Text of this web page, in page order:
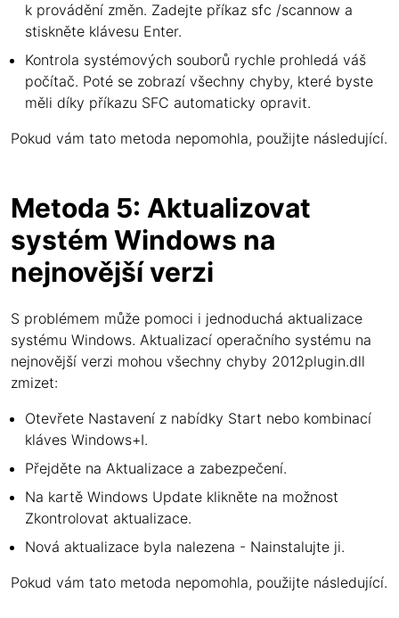
k provádění změn. Zadejte příkaz sfc /scannow a
stiskněte klávesu Enter.
Kontrola systémových souborů rychle prohledá váš
počítač. Poté se zobrazí všechny chyby, které byste
měli díky příkazu SFC automaticky opravit.
Pokud vám tato metoda nepomohla, použijte následující.
Metoda 5: Aktualizovat
systém Windows na
nejnovější verzi
S problémem může pomoci i jednoduchá aktualizace
systému Windows. Aktualizací operačního systému na
nejnovější verzi mohou všechny chyby 2012plugin.dll
zmizet:
Otevřete Nastavení z nabídky Start nebo kombinací
kláves Windows+I.
Přejděte na Aktualizace a zabezpečení.
Na kartě Windows Update klikněte na možnost
Zkontrolovat aktualizace.
Nová aktualizace byla nalezena - Nainstalujte ji.
Pokud vám tato metoda nepomohla, použijte následující.